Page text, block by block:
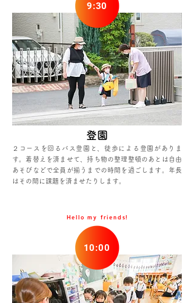
9:30
登園
２コースを回るバス登園と、徒歩による登園がありま
す。着替えを済ませて、持ち物の整理整頓のあとは自由
あそびなどで全員が揃うまでの時間を過ごします。年長
はその間に課題を済ませたりします。
Hello my friends!
10:00